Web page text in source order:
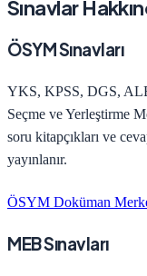
Sınavlar
ÖSYM Sınavları
YKS, KPSS, DGS,
Seçme ve Yerleştirme
soru kitapçıkları ve
yayınlanır.
ÖSYM Doküman
MEB Sınavları